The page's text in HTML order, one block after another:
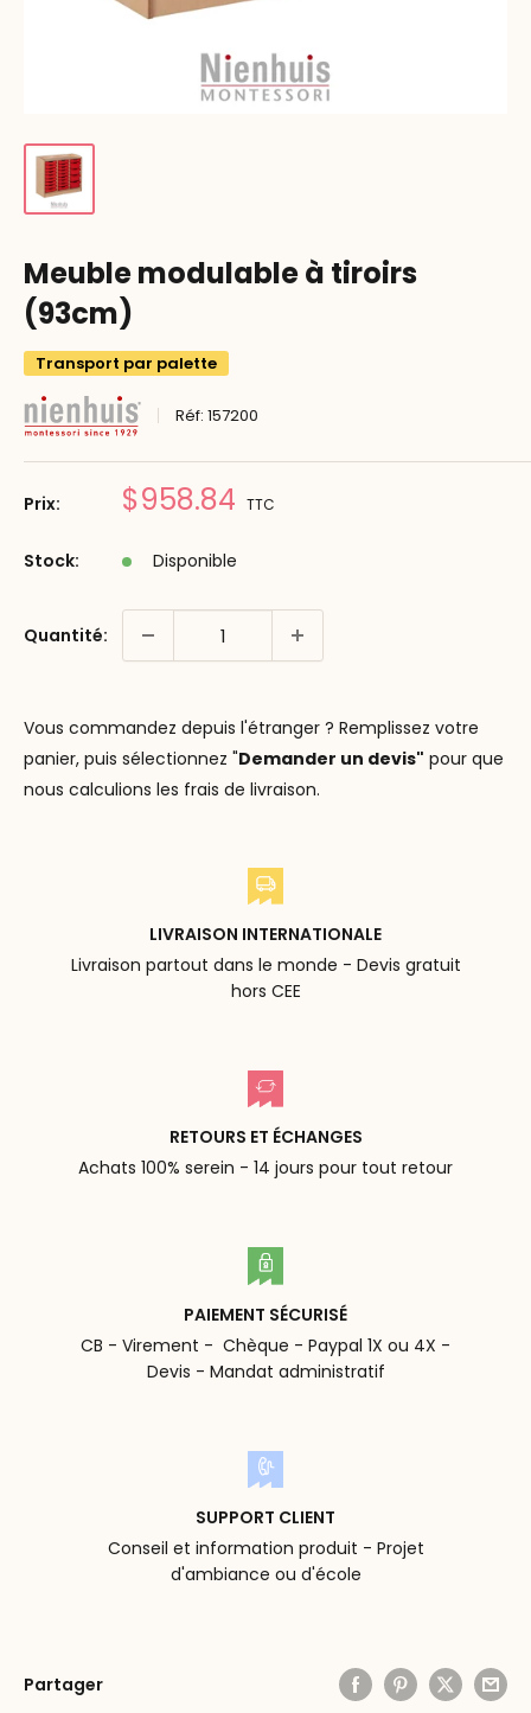
Meuble modulable à tiroirs
(93cm)
Transport par palette
Réf:157200
Prix: Prix
$958.84 TTC
Stock: Disponible
Quantité:
Vous commandez depuis l'étranger ? Remplissez votre
panier, puis sélectionnez "Demander un devis" pour que
nous calculions les frais de livraison.
LIVRAISON INTERNATIONALE
Livraison partout dans le monde - Devis gratuit
hors CEE
RETOURS ET ÉCHANGES
Achats 100% serein - 14 jours pour tout retour
PAIEMENT SÉCURISÉ
CB - Virement - Chèque - Paypal 1X ou 4X -
Devis - Mandat administratif
SUPPORT CLIENT
Conseil et information produit - Projet
d'ambiance ou d'école
Partager